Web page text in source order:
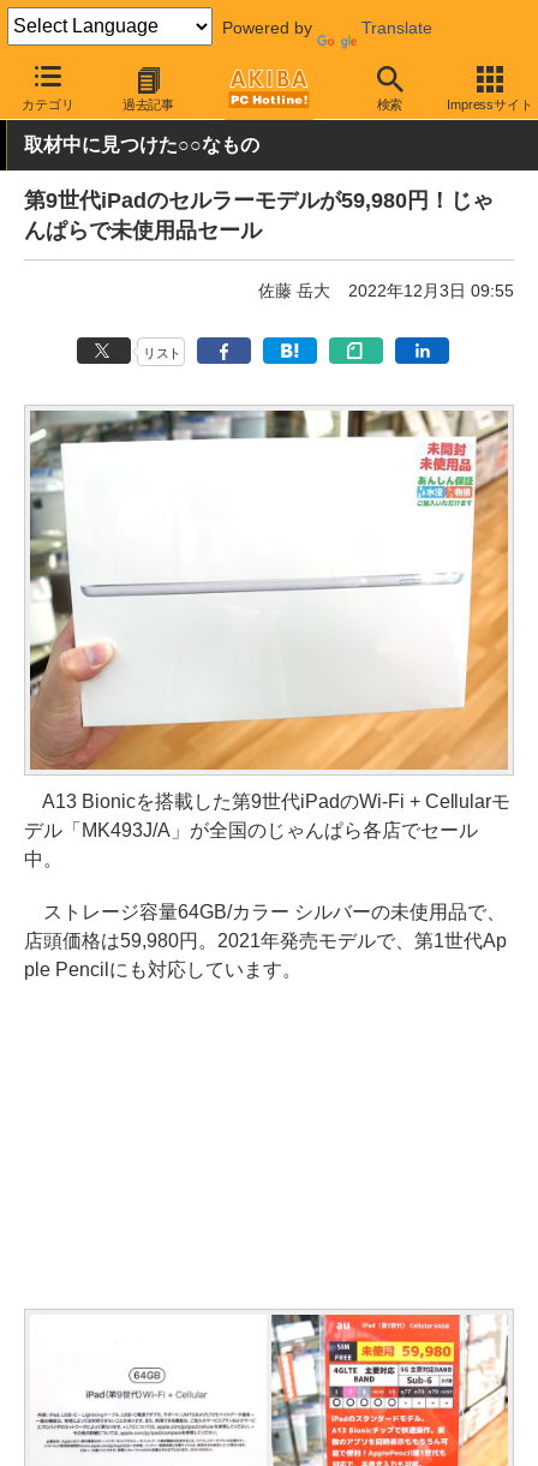
Powered by Translate
カテゴリ 過去記事 検索 Impressサイト
AKIBA PC Hotline! 秋葉原情報 価格情報 特価情報
取材中に見つけた○○なもの
第9世代iPadのセルラーモデルが59,980円！じゃ
んぱらで未使用品セール
佐藤 岳大 2022年12月3日 09:55
リスト
A13 Bionicを搭載した第9世代iPadのWi-Fi + Cellularモ
デル「MK493J/A」が全国のじゃんぱら各店でセール
中。
ストレージ容量64GB/カラー シルバーの未使用品で、
店頭価格は59,980円。2021年発売モデルで、第1世代Ap
ple Pencilにも対応しています。